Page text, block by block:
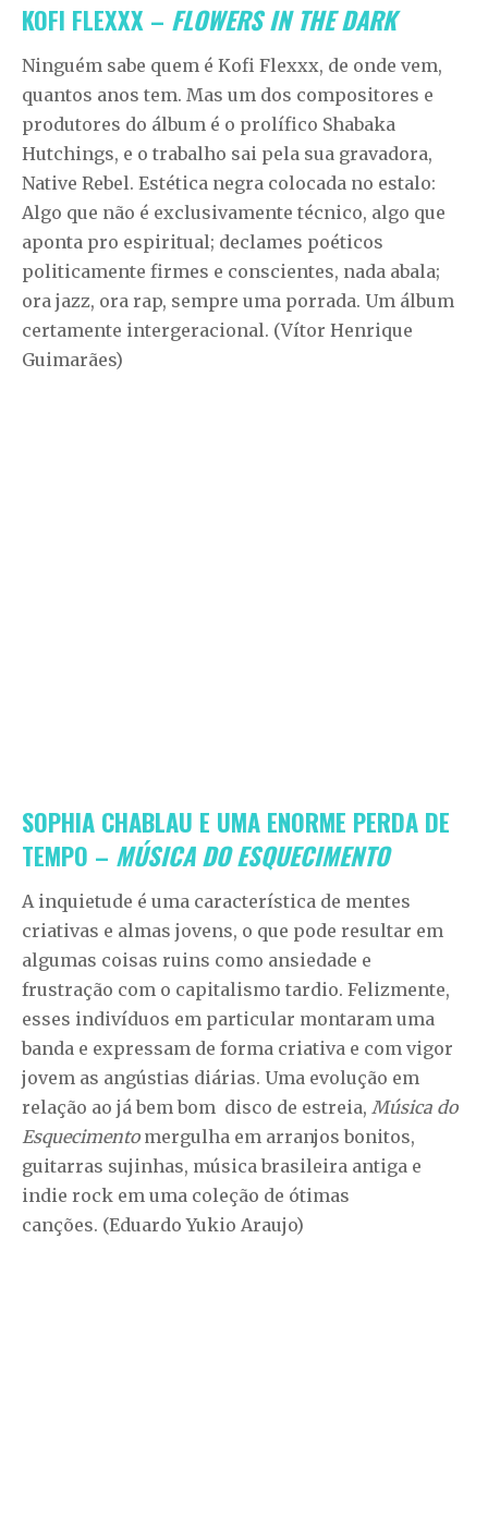
KOFI FLEXXX – FLOWERS IN THE DARK
Ninguém sabe quem é Kofi Flexxx, de onde vem,
quantos anos tem. Mas um dos compositores e
produtores do álbum é o prolífico Shabaka
Hutchings, e o trabalho sai pela sua gravadora,
Native Rebel. Estética negra colocada no estalo:
Algo que não é exclusivamente técnico, algo que
aponta pro espiritual; declames poéticos
politicamente firmes e conscientes, nada abala;
ora jazz, ora rap, sempre uma porrada. Um álbum
certamente intergeracional. (Vítor Henrique
Guimarães)
SOPHIA CHABLAU E UMA ENORME PERDA DE
TEMPO – MÚSICA DO ESQUECIMENTO
A inquietude é uma característica de mentes
criativas e almas jovens, o que pode resultar em
algumas coisas ruins como ansiedade e
frustração com o capitalismo tardio. Felizmente,
esses indivíduos em particular montaram uma
banda e expressam de forma criativa e com vigor
jovem as angústias diárias. Uma evolução em
relação ao já bem bom disco de estreia, Música do
Esquecimentomergulha em arranjos bonitos,
guitarras sujinhas, música brasileira antiga e
indie rock em uma coleção de ótimas
canções. (Eduardo Yukio Araujo)